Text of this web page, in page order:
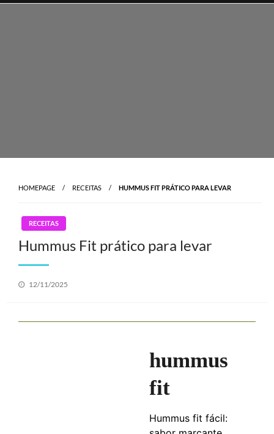
Skip
HOMEPAGE RECEITAS HUMMUS FIT PRÁTICO PARA LEVAR
RECEITAS
Hummus Fit prático para levar
Posted
12/11/2025
hummus
fit
Hummus fit fácil: